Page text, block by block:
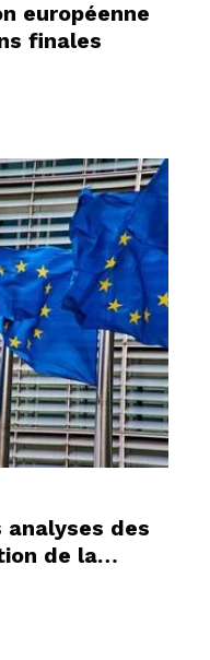
européenne
finales
analyses des
de la